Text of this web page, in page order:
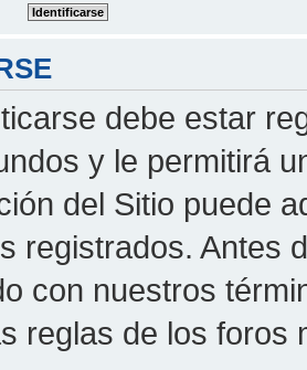
debe estar
y le permitirá
del Sitio puede
registrados. Antes
con nuestros
reglas de los foros